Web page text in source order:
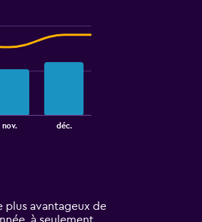
nov. déc.
plus avantageux de